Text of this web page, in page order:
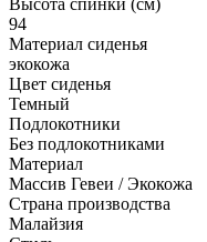
94
Материал сиденья
экокожа
Цвет сиденья
Темный
Подлокотники
Без подлокотниками
Материал
Массив Гевеи / Экокожа
Страна производства
Малайзия